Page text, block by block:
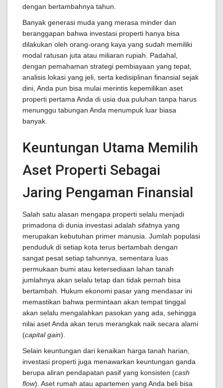
dengan bertambahnya tahun.
Banyak generasi muda yang merasa minder dan
beranggapan bahwa investasi properti hanya bisa
dilakukan oleh orang-orang kaya yang sudah memiliki
modal ratusan juta atau miliaran rupiah. Padahal,
dengan pemahaman strategi pembiayaan yang tepat,
analisis lokasi yang jeli, serta kedisiplinan finansial sejak
dini, Anda pun bisa mulai merintis kepemilikan aset
properti pertama Anda di usia dua puluhan tanpa harus
menunggu tabungan Anda menumpuk luar biasa
banyak.
Keuntungan Utama Memilih
Aset Properti Sebagai
Jaring Pengaman Finansial
Salah satu alasan mengapa properti selalu menjadi
primadona di dunia investasi adalah sifatnya yang
merupakan kebutuhan primer manusia. Jumlah populasi
penduduk di setiap kota terus bertambah dengan
sangat pesat setiap tahunnya, sementara luas
permukaan bumi atau ketersediaan lahan tanah
jumlahnya akan selalu tetap dan tidak pernah bisa
bertambah. Hukum ekonomi pasar yang mendasar ini
memastikan bahwa permintaan akan tempat tinggal
akan selalu mengalahkan pasokan yang ada, sehingga
nilai aset Anda akan terus merangkak naik secara alami
(capital gain).
Selain keuntungan dari kenaikan harga tanah harian,
investasi properti juga menawarkan keuntungan ganda
berupa aliran pendapatan pasif yang konsisten (cash
flow). Aset rumah atau apartemen yang Anda beli bisa